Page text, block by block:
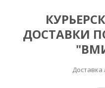
ДОСТАВКИ
Доставка